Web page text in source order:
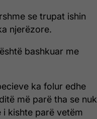
se trupat ishin
njerëzore.
bashkuar me
ka folur edhe
më parë tha se nuk
i kishte parë vetëm